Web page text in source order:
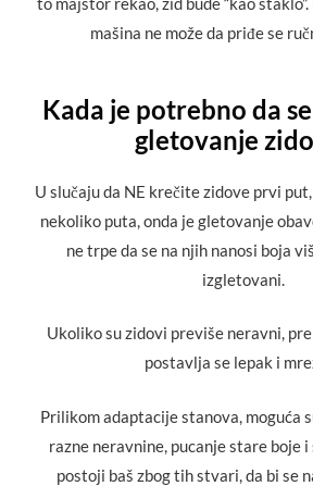
mašina ne može da priđe se
Kada je potrebno da
gletovanje
U slučaju da NE krečite zidove prvi
nekoliko puta, onda je gletovanje
ne trpe da se na njih nanosi boja
izgletovani.
Ukoliko su zidovi previše neravni,
postavlja se lepak i
Prilikom adaptacije stanova, moguća
razne neravnine, pucanje stare boje
postoji baš zbog tih stvari, da bi se